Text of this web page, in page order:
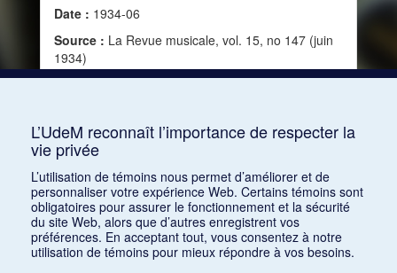
Date : 1934-06
Source : La Revue musicale, vol. 15, no 147 (juin
1934)
L’UdeM reconnaît l’importance de respecter la
vie privée
L’utilisation de témoins nous permet d’améliorer et de
personnaliser votre expérience Web. Certains témoins sont
obligatoires pour assurer le fonctionnement et la sécurité
du site Web, alors que d’autres enregistrent vos
préférences. En acceptant tout, vous consentez à notre
utilisation de témoins pour mieux répondre à vos besoins.